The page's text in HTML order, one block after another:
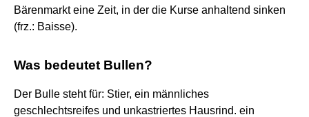
Bärenmarkt eine Zeit, in der die Kurse anhaltend sinken
(frz.: Baisse).
Was bedeutet Bullen?
Der Bulle steht für: Stier, ein männliches
geschlechtsreifes und unkastriertes Hausrind. ein